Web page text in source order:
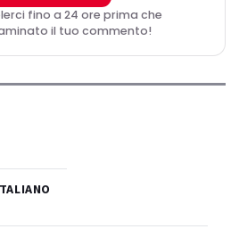
fino a 24 ore prima che
il tuo commento!